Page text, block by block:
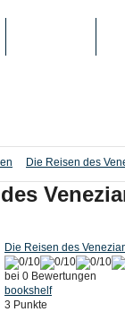
Die Reisen des
Die Reisen des
bei 0 Bewertungen
bookshelf
3 Punkte